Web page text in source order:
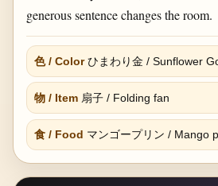
generous sentence changes the room.
色 / Colorひまわり金 / Sunflower
物 / Item扇子 / Folding fan
食 / Food マンゴープリン / Mango